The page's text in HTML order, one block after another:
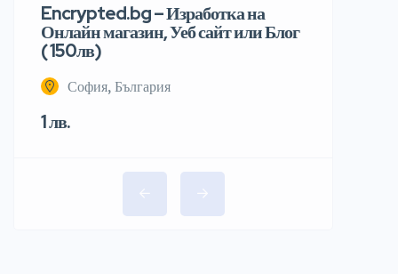
Encrypted.bg – Изработка на
Онлайн магазин, Уеб сайт или Блог
( 150лв)
София, България
1 лв.